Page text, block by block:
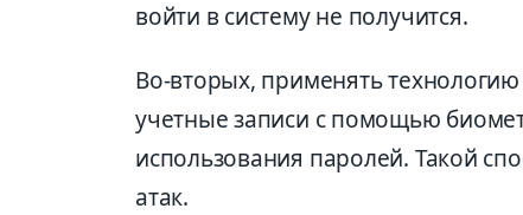
войти в систему не получится.
Во-вторых, применять технологию
учетные записи с помощью
использования паролей. Такой
атак.